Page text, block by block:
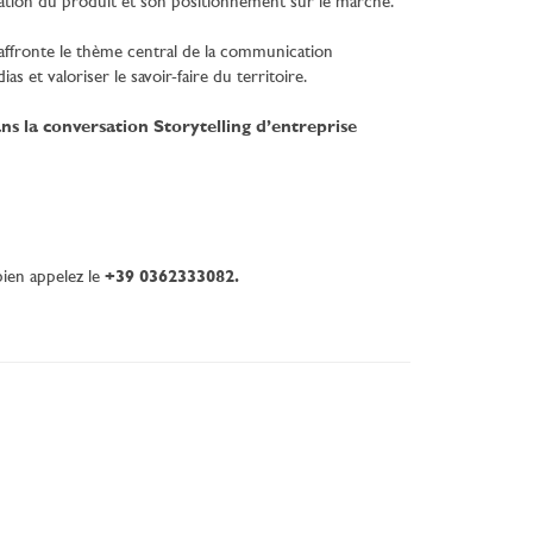
le thème central de la communication
et valoriser le savoir-faire du territoire.
la conversation Storytelling d’entreprise
appelez le +39 0362333082.